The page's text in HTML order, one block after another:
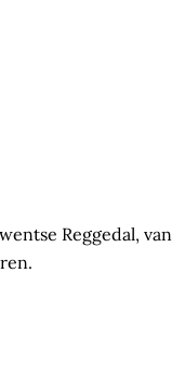
Reggedal, van